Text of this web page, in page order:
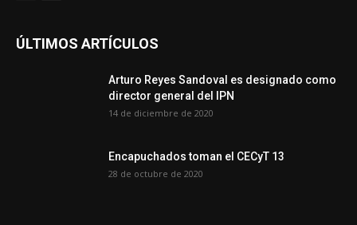
ÚLTIMOS ARTÍCULOS
Arturo Reyes Sandoval es designado como
director general del IPN
14 de diciembre de 2020
Encapuchados toman el CECyT 13
28 de octubre de 2020